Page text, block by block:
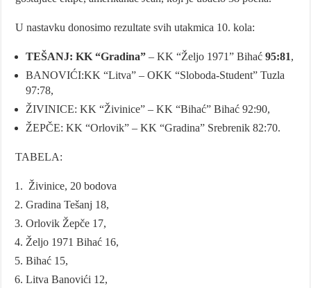
U nastavku donosimo rezultate svih utakmica 10. kola:
TEŠANJ: KK “Gradina”– KK “Željo 1971” Bihać 95:81,
BANOVIĆI:KK “Litva” – OKK “Sloboda-Student” Tuzla
97:78,
ŽIVINICE: KK “Živinice” – KK “Bihać” Bihać 92:90,
ŽEPČE: KK “Orlovik” – KK “Gradina” Srebrenik 82:70.
TABELA:
Živinice, 20 bodova
Gradina Tešanj 18,
Orlovik Žepče 17,
Željo 1971 Bihać 16,
Bihać 15,
Litva Banovići 12,